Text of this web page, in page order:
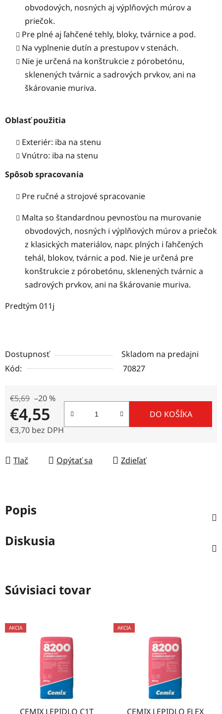
obvodových, nosných aj výplňových múrov a
priečok.
Pre plné aj ľahčené tehly, bloky, tvárnice a pod.
Na vyplnenie dutín a prestupov v stenách.
Nie je určená na konštrukcie z pórobetónu,
sklenených tvárnic a sadrových prvkov, ani na
škárovanie muriva.
Oblasť použitia
Exteriér: iba na stenu
Vnútro: iba na stenu
Spôsob spracovania
Pre ručné a strojové spracovanie
Malta so štandardnou pevnosťou na murovanie
obvodových, nosných i výplňových múrov a priečok
z klasických materiálov, napr. plných i ľahčených
tehál, blokov, tvárnic a pod. Nie je určená pre
konštrukcie z pórobetónu, sklenených tvárnic a
sadrových prvkov, ani na škárovanie muriva.
Predtým 011j
Dostupnosť
Skladom na predajni
Kód:
70827
€5,69 –20 %
€4,55
€3,70 bez DPH
DO KOŠÍKA
Tlač Opýtať sa Zdieľať
Popis
Diskusia
Súvisiaci tovar
AKCIA
CEMIX LEPIDLO C1T
AKCIA
CEMIX LEPIDLO FLEX